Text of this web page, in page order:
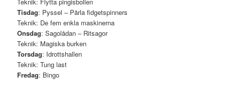
Tisdag: Pyssel – Pärla fidgetspinners
Teknik: De fem enkla maskinerna
Onsdag: Sagolådan – Ritsagor
Teknik: Magiska burken
Torsdag: Idrottshallen
Teknik: Tung last
Fredag: Bingo